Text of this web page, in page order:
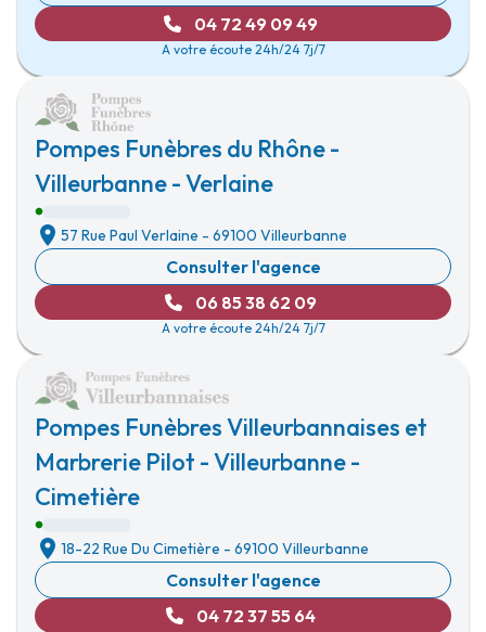
04 72 49 09 49
A votre écoute 24h/24 7j/7
Pompes Funèbres du Rhône -
Villeurbanne - Verlaine
57 Rue Paul Verlaine - 69100 Villeurbanne
Consulter l'agence
06 85 38 62 09
A votre écoute 24h/24 7j/7
Pompes Funèbres Villeurbannaises et
Marbrerie Pilot - Villeurbanne -
Cimetière
18-22 Rue Du Cimetière - 69100 Villeurbanne
Consulter l'agence
04 72 37 55 64